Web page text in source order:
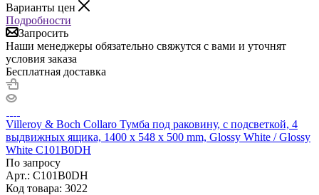
Варианты цен
Подробности
Запросить
Наши менеджеры обязательно свяжутся с вами и уточнят
условия заказа
Бесплатная доставка
Villeroy & Boch Collaro Тумба под раковину, с подсветкой, 4
выдвижных ящика, 1400 x 548 x 500 mm, Glossy White / Glossy
White C101B0DH
По запросу
Арт.: C101B0DH
Код товара: 3022